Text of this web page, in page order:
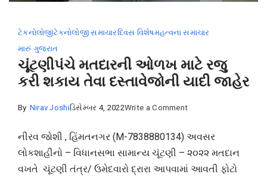
મળી
ટેકનોલોજીટેકનોલોજી સમાચારદિવસ વિશેષમહત્વના સમાચાર
મારું ગુજરાત
ચૂંટણીપંચે મતદારની ઓળખ માટે રજુ
કરી શકાય તેવા દસ્તાવેજોની યાદી જાહેર
By Nirav Joshiડિસેમ્બર 4, 2022Write a Commenton
મતદારની
ઓળખ
માટે
નીરવ જોશી , હિંમતનગર (M-7838880134) અવસર
લોકશાહીનો – વિધાનસભા સામાન્ય ચૂંટણી – ૨૦૨૨ મતદાન
વખતે ચૂંટણી તંત્ર/ ઉમેદવારો દ્રારા આપવામાં આવતી ફોટો